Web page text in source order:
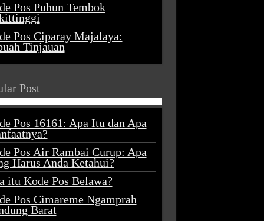
Pos Puhun Tembok
Pos Ciparay Majalaya:
Tinjauan
Post
Pos 16161: Apa Itu dan Apa
Pos Air Rambai Curup: Apa
Harus Anda Ketahui?
itu Kode Pos Belawa?
Pos Cimareme Ngamprah
Barat